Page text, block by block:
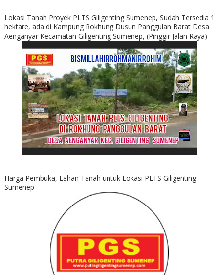
Lokasi Tanah Proyek PLTS Giligenting Sumenep, Sudah Tersedia 1
hektare, ada di Kampung Rokhung Dusun Panggulan Barat Desa
Aenganyar Kecamatan Giligenting Sumenep, (Pinggir Jalan Raya)
Harga Pembuka, Lahan Tanah untuk Lokasi PLTS Giligenting
Sumenep